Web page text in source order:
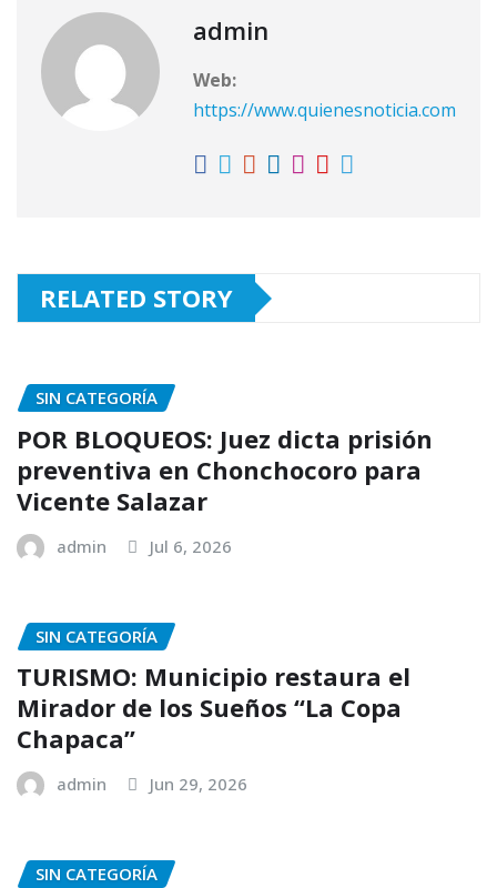
admin
Web:
https://www.quienesnoticia.com
RELATED STORY
SIN CATEGORÍA
POR BLOQUEOS: Juez dicta prisión
preventiva en Chonchocoro para
Vicente Salazar
admin Jul 6, 2026
SIN CATEGORÍA
TURISMO: Municipio restaura el
Mirador de los Sueños “La Copa
Chapaca”
admin Jun 29, 2026
SIN CATEGORÍA